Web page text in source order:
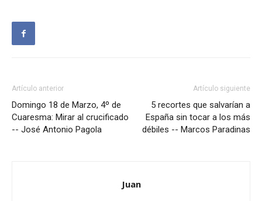
Artículo anterior
Domingo 18 de Marzo, 4º de
Cuaresma: Mirar al crucificado
-- José Antonio Pagola
Artículo siguiente
5 recortes que salvarían a
España sin tocar a los más
débiles -- Marcos Paradinas
Juan